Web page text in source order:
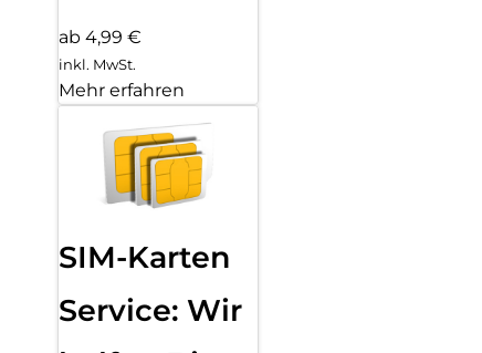
ab 4,99 €
inkl. MwSt.
Mehr erfahren
SIM-Karten
Service: Wir